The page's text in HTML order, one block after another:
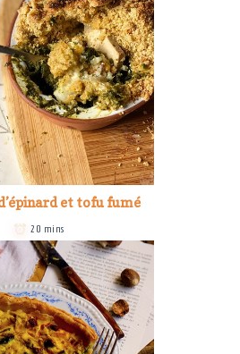
et tofu fumé
20 mins